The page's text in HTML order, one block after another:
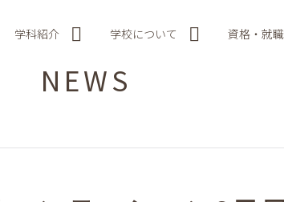
学科紹介 学校について 資格・就職
NEWS